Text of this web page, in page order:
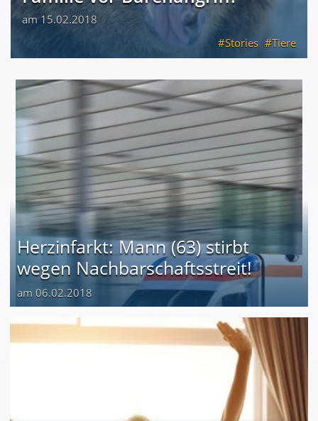
am 15.02.2018
Stories
Tiere
Herzinfarkt: Mann (63) stirbt
wegen Nachbarschaftsstreit!
am 06.02.2018